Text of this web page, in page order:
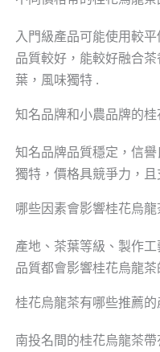
入門級產品可能使用較
品質較好，能較好融合
葉，風味獨特 .
知名品牌和小農品牌的
知名品牌品質穩定，信
獨特，價格具競爭力，
哪些因素會影響桂花烏龍
產地、茶葉等級、製作
品質都會影響桂花烏龍茶
桂花烏龍茶有哪些推薦的
南投名間的桂花烏龍茶